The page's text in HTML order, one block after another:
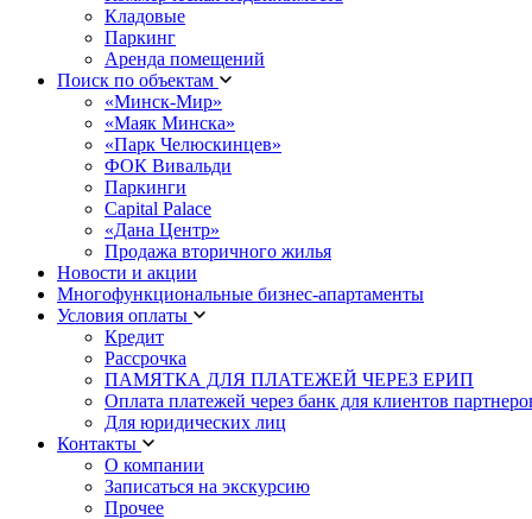
Кладовые
Паркинг
Аренда помещений
Поиск по объектам
«Минск-Мир»
«Маяк Минска»
«Парк Челюскинцев»
ФОК Вивальди
Паркинги
Capital Palace
«Дана Центр»
Продажа вторичного жилья
Новости и акции
Многофункциональные бизнес-апартаменты
Условия оплаты
Кредит
Рассрочка
ПАМЯТКА ДЛЯ ПЛАТЕЖЕЙ ЧЕРЕЗ ЕРИП
Оплата платежей через банк для клиентов
Для юридических лиц
Контакты
О компании
Записаться на экскурсию
Прочее